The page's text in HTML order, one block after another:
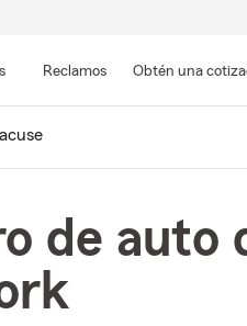
Reclamos Obtén una
de auto